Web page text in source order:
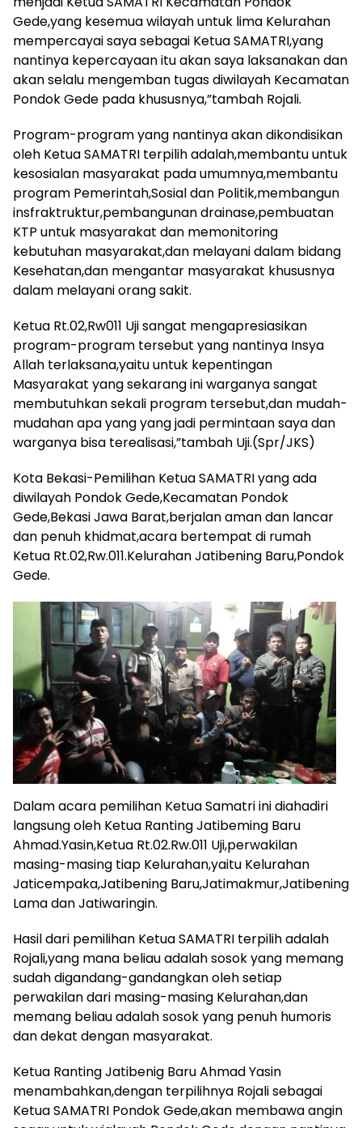
Gede,yang kesemua wilayah untuk lima Kelurahan
mempercayai saya sebagai Ketua SAMATRI,yang
nantinya kepercayaan itu akan saya laksanakan dan
akan selalu mengemban tugas diwilayah Kecamatan
Pondok Gede pada khususnya,”tambah Rojali.
Program-program yang nantinya akan dikondisikan
oleh Ketua SAMATRI terpilih adalah,membantu untuk
kesosialan masyarakat pada umumnya,membantu
program Pemerintah,Sosial dan Politik,membangun
insfraktruktur,pembangunan drainase,pembuatan
KTP untuk masyarakat dan memonitoring
kebutuhan masyarakat,dan melayani dalam bidang
Kesehatan,dan mengantar masyarakat khususnya
dalam melayani orang sakit.
Ketua Rt.02,Rw011 Uji sangat mengapresiasikan
program-program tersebut yang nantinya Insya
Allah terlaksana,yaitu untuk kepentingan
Masyarakat yang sekarang ini warganya sangat
membutuhkan sekali program tersebut,dan mudah-
mudahan apa yang yang jadi permintaan saya dan
warganya bisa terealisasi,”tambah Uji.(Spr/JKS)
Kota Bekasi-Pemilihan Ketua SAMATRI yang ada
diwilayah Pondok Gede,Kecamatan Pondok
Gede,Bekasi Jawa Barat,berjalan aman dan lancar
dan penuh khidmat,acara bertempat di rumah
Ketua Rt.02,Rw.011.Kelurahan Jatibening Baru,Pondok
Gede.
Dalam acara pemilihan Ketua Samatri ini diahadiri
langsung oleh Ketua Ranting Jatibeming Baru
Ahmad.Yasin,Ketua Rt.02.Rw.011 Uji,perwakilan
masing-masing tiap Kelurahan,yaitu Kelurahan
Jaticempaka,Jatibening Baru,Jatimakmur,Jatibening
Lama dan Jatiwaringin.
Hasil dari pemilihan Ketua SAMATRI terpilih adalah
Rojali,yang mana beliau adalah sosok yang memang
sudah digandang-gandangkan oleh setiap
perwakilan dari masing-masing Kelurahan,dan
memang beliau adalah sosok yang penuh humoris
dan dekat dengan masyarakat.
Ketua Ranting Jatibenig Baru Ahmad Yasin
menambahkan,dengan terpilihnya Rojali sebagai
Ketua SAMATRI Pondok Gede,akan membawa angin